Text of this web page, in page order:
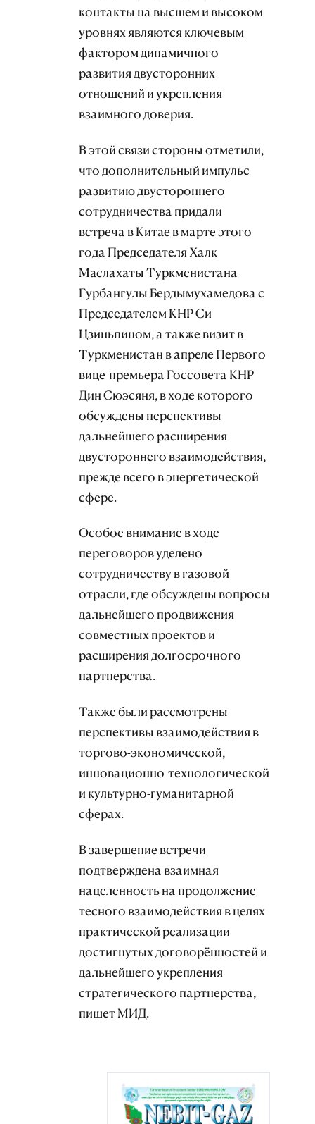
контакты на высшем и высоком
уровнях являются ключевым
фактором динамичного
развития двусторонних
отношений и укрепления
взаимного доверия.
В этой связи стороны отметили,
что дополнительный импульс
развитию двустороннего
сотрудничества придали
встреча в Китае в марте этого
года Председателя Халк
Маслахаты Туркменистана
Гурбангулы Бердымухамедова с
Председателем КНР Си
Цзиньпином, а также визит в
Туркменистан в апреле Первого
вице-премьера Госсовета КНР
Дин Сюэсяня, в ходе которого
обсуждены перспективы
дальнейшего расширения
двустороннего взаимодействия,
прежде всего в энергетической
сфере.
Особое внимание в ходе
переговоров уделено
сотрудничеству в газовой
отрасли, где обсуждены вопросы
дальнейшего продвижения
совместных проектов и
расширения долгосрочного
партнерства.
Также были рассмотрены
перспективы взаимодействия в
торгово-экономической,
инновационно-технологической
и культурно-гуманитарной
сферах.
В завершение встречи
подтверждена взаимная
нацеленность на продолжение
тесного взаимодействия в целях
практической реализации
достигнутых договорённостей и
дальнейшего укрепления
стратегического партнерства,
пишет МИД.